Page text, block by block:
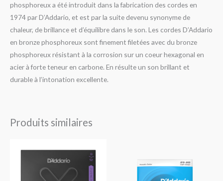
phosphoreux a été introduit dans la fabrication des cordes en
1974 par D’Addario, et est par la suite devenu synonyme de
chaleur, de brillance et d’équilibre dans le son. Les cordes D’Addario
en bronze phosphoreux sont finement filetées avec du bronze
phosphoreux résistant à la corrosion sur un coeur hexagonal en
acier à forte teneur en carbone. En résulte un son brillant et
durable à l’intonation excellente.
Produits similaires